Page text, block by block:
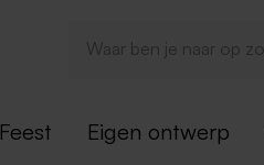
Feest Eigen ontwerp